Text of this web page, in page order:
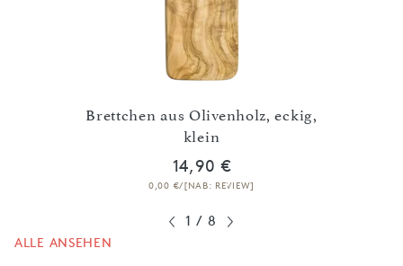
Brettchen aus Olivenholz, eckig,
klein
14,90 €
0,00 €/[NAB: REVIEW]
1 / 8
ALLE ANSEHEN